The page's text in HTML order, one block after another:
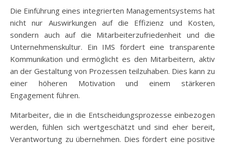
Die Einführung eines integrierten Managementsystems hat
nicht nur Auswirkungen auf die Effizienz und Kosten,
sondern auch auf die Mitarbeiterzufriedenheit und die
Unternehmenskultur. Ein IMS fördert eine transparente
Kommunikation und ermöglicht es den Mitarbeitern, aktiv
an der Gestaltung von Prozessen teilzuhaben. Dies kann zu
einer höheren Motivation und einem stärkeren
Engagement führen.
Mitarbeiter, die in die Entscheidungsprozesse einbezogen
werden, fühlen sich wertgeschätzt und sind eher bereit,
Verantwortung zu übernehmen. Dies fördert eine positive